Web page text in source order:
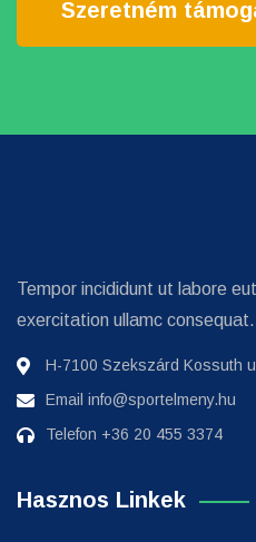
Szeretném
Tempor incididunt ut labore
exercitation ullamc
H-7100 Szekszárd Kossuth
Email info@sportelmeny.hu
Telefon +36 20 455 3374
Hasznos Linkek